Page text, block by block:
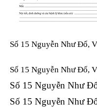
Số 15 Nguyễn Như Đổ,
Số 15 Nguyễn Như Đổ,
Số 15 Nguyễn Như
Số 15 Nguyễn Như